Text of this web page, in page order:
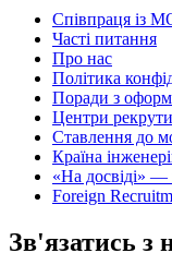
Співпраця із
Часті питання
Про нас
Політика
Поради з
Центри
Ставлення до
Країна
«На досвіді» —
Foreign
Зв'язатись з